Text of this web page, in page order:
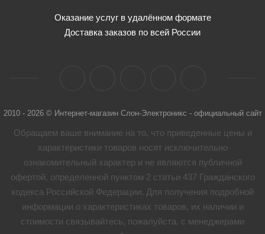
Оказание услуг в удалённом формате
Доставка заказов по всей России
2010 - 2026 © Интернет-магазин Слон-Электроникс - официальный сайт
Обращаем ваше внимание на то, что приведенные цены и
характеристики товaров носят исключительно
ознакомительный характер и не являются публичной
офертой, определенной пунктом 2 статьи 437 Гражданского
кодекса Российской Федерации. Для получения подробной
информации о характеристиках товaров, их наличии и
стоимости связывайтесь, пожалуйста, с менеджерами